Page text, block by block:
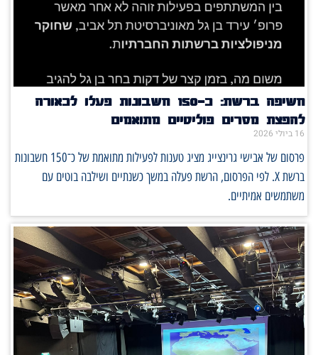
חשיפה ברשת: כ־150 חשבונות פעלו לכאורה
להפצת מסרים פוליטיים מתואמים
16 ביולי 2026
פרסום של אבישי גרינצייג מציג טענות לפעילות מתואמת של כ־150 חשבונות
ברשת X. לפי הפרסום, הרשת פעלה במשך כשנתיים ושילבה בוטים עם
משתמשים אמיתיים.